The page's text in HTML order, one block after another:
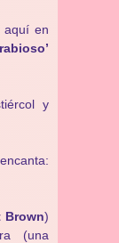
aquí en
y
Brown)
(una